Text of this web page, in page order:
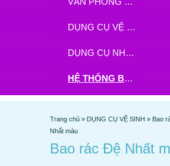
DỤNG CỤ VỆ SINH
DỤNG CỤ NHÀ BẾP
HỆ THỐNG BHX - TGDĐ ĐẶT HÀNG TẠI ĐÂY
Trang chủ » DỤNG CỤ VỆ SINH » Bao
Nhất màu
Bao rác Đệ Nhất